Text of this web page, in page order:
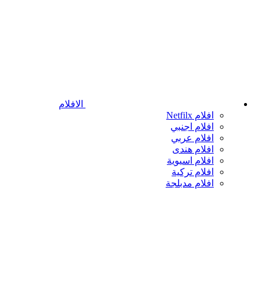
الافلام
افلام Netfilx
افلام اجنبي
افلام عربي
افلام هندى
افلام اسيوية
افلام تركية
افلام مدبلجة